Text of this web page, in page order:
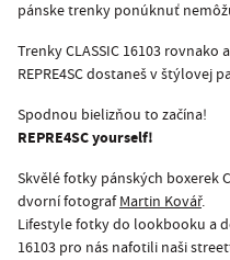
pánske trenky ponúknuť
Trenky CLASSIC 16103
REPRE4SC dostaneš v štýlovej
Spodnou bielizňou to začína!
REPRE4SC yourself!
Skvělé fotky pánských boxerek
dvorní fotografMartin Kovář.
Lifestyle fotky do lookbooku a
16103 pro nás nafotili naši